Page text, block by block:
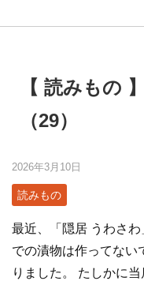
【 読みもの
（29）
2026年3月10日
読みもの
最近、「隠居 うわさ
での漬物は作ってない
りました。 たしかに